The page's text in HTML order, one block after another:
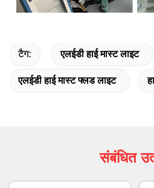
टैग: एलईडी हाई मास्ट लाइट
एलईडी हाई मास्ट फ्लड लाइट
संबंधित